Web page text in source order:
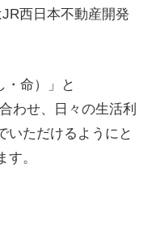
JR西日本不動産開発
・命）」と
わせ、日々の生活利
いただけるようにと
。